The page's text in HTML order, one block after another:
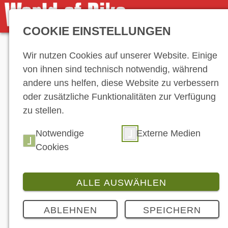
Hersteller-
COOKIE EINSTELLUNGEN
Wir nutzen Cookies auf unserer Website. Einige
von ihnen sind technisch notwendig, während
andere uns helfen, diese Website zu verbessern
oder zusätzliche Funktionalitäten zur Verfügung
zu stellen.
Notwendige
Cookies
Externe Medien
ALLE AUSWÄHLEN
ABLEHNEN SPEICHERN